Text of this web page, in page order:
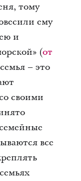
тому
ему
и
(от
– это
своими
все